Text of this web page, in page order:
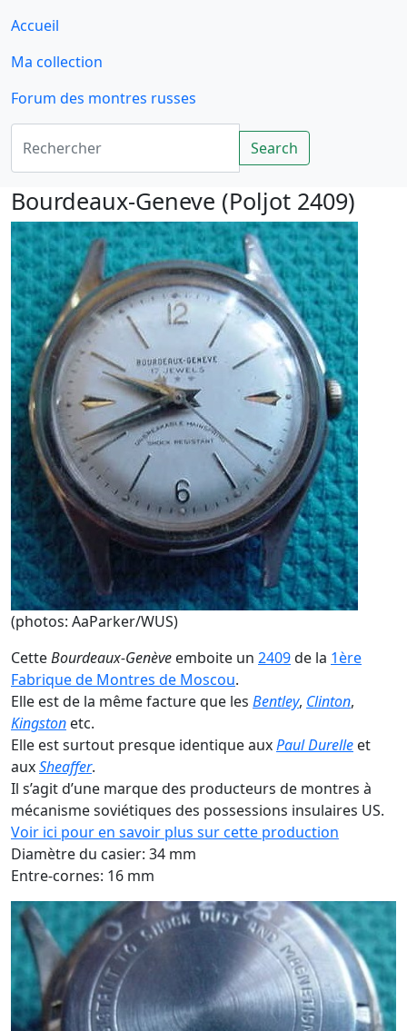
Accueil
Ma collection
Forum des montres russes
Rechercher
Search
Bourdeaux-Geneve (Poljot 2409)
(photos: AaParker/WUS)
CetteBourdeaux-Genève emboite un 2409de la 1ère
Fabrique de Montres de Moscou.
Elle est de la même facture que les Bentley, Clinton,
Kingston etc.
Elle est surtout presque identique auxPaul Durelle et
auxSheaffer.
Il s’agit d’une marque des producteurs de montres à
mécanisme soviétiques des possessions insulaires US.
Voir ici pour en savoir plus sur cette production
Diamètre du casier: 34 mm
Entre-cornes: 16 mm